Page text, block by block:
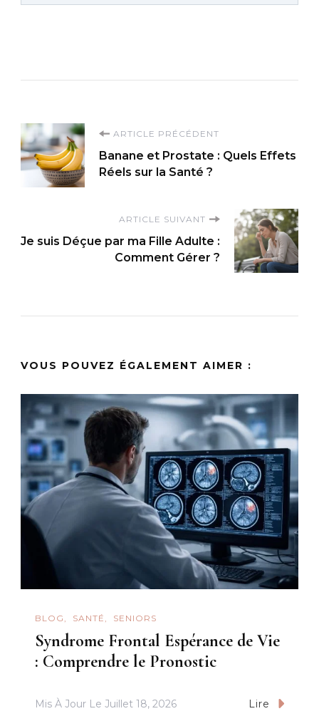
Navigation
d'article
ARTICLE PRÉCÉDENT
Banane et Prostate : Quels Effets
Réels sur la Santé ?
ARTICLE SUIVANT
Je suis Déçue par ma Fille Adulte :
Comment Gérer ?
VOUS POUVEZ ÉGALEMENT AIMER :
BLOG SANTÉ SENIORS
Syndrome Frontal Espérance de Vie
: Comprendre le Pronostic
Mis À Jour Le Juillet 18, 2026 Lire